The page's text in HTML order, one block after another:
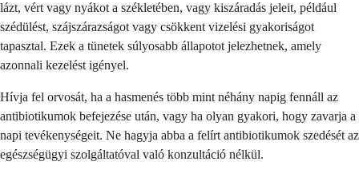
lázt, vért vagy nyákot a székletében, vagy kiszáradás jeleit, például
szédülést, szájszárazságot vagy csökkent vizelési gyakoriságot
tapasztal. Ezek a tünetek súlyosabb állapotot jelezhetnek, amely
azonnali kezelést igényel.
Hívja fel orvosát, ha a hasmenés több mint néhány napig fennáll az
antibiotikumok befejezése után, vagy ha olyan gyakori, hogy zavarja a
napi tevékenységeit. Ne hagyja abba a felírt antibiotikumok szedését az
egészségügyi szolgáltatóval való konzultáció nélkül.